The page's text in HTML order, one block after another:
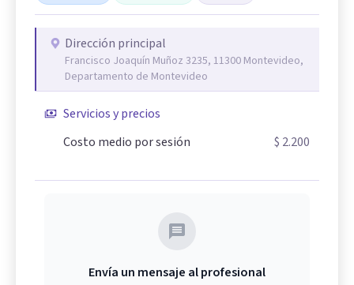
Dirección principal
Francisco Joaquín Muñoz 3235, 11300 Montevideo,
Departamento de Montevideo
Servicios y precios
Costo medio por sesión
$ 2.200
Envía un mensaje al profesional